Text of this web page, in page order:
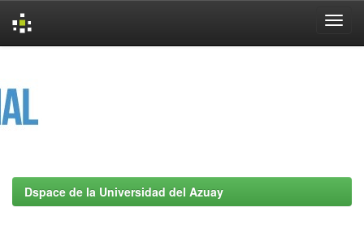
Dspace de la Universidad del Azuay